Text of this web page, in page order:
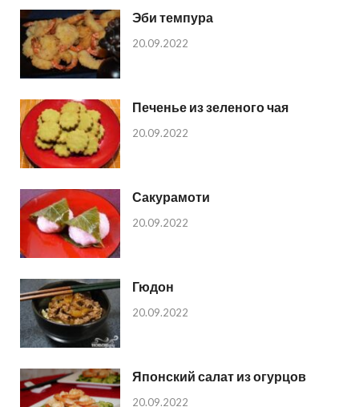
Эби темпура
20.09.2022
Печенье из зеленого чая
20.09.2022
Сакурамоти
20.09.2022
Гюдон
20.09.2022
Японский салат из огурцов
20.09.2022